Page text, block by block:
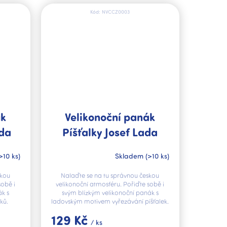
ks)
i
s
Velikonoční panák
Píšťalky Josef Lada
Skladem (>10 ks)
129 Kč / ks
Nalaďte se na tu správnou českou
velikonoční atmosféru. Pořiďte sobě i
svým blízkým velikonoční panák s
ladovským motivem vyřezávání píšťalek.
Kód: NVCCZ0003